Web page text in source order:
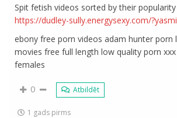
Spit fetish videos sorted by their
https://dudley-sully.energysexy.com/
ebony free porn videos adam hunter porn
movies free full length low quality porn
females
0 Atbildēt
1 gads pirms